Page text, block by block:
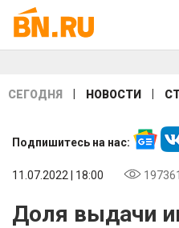
СЕГОДНЯ НОВОСТИ
Подпишитесь на нас:
11.07.2022 | 18:00
Доля выдачи